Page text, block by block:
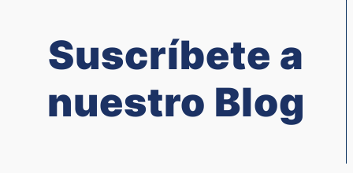
Suscríbete a
nuestro Blog